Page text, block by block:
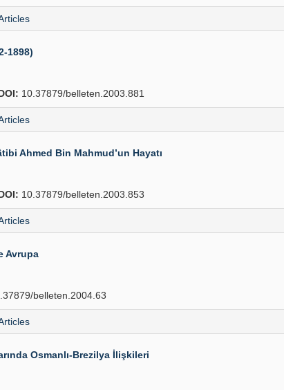
1898)
10.37879/belleten.2003.881
Ahmed Bin Mahmud’un Hayatı
10.37879/belleten.2003.853
Avrupa
belleten.2004.63
Osmanlı-Brezilya İlişkileri